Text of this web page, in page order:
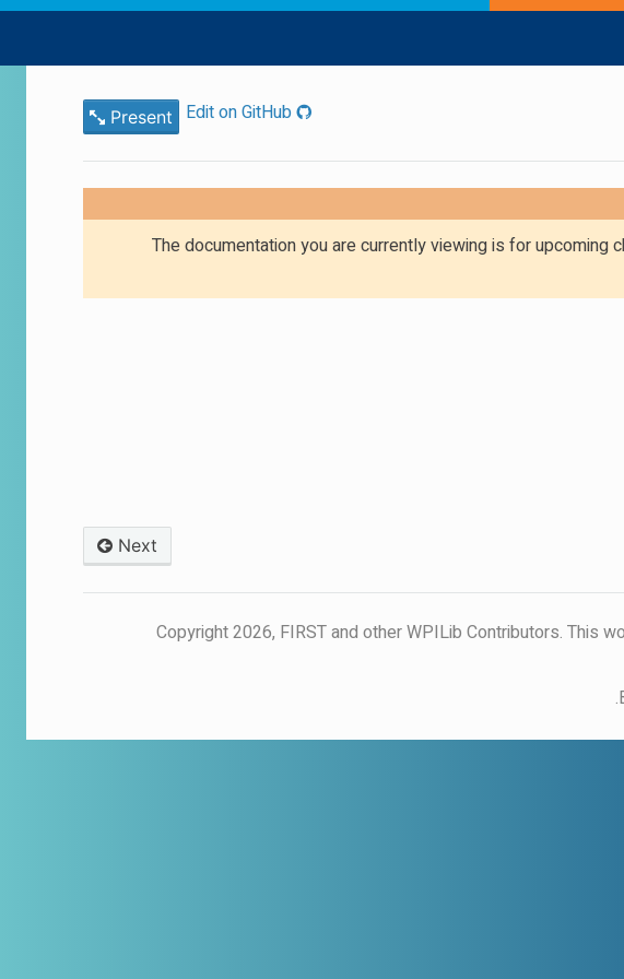
Present Edit on GitHub
The documentation you are currently viewing is for upcoming
Next
© Copyright 2026, FIRST and other WPILib Contributors. This
.